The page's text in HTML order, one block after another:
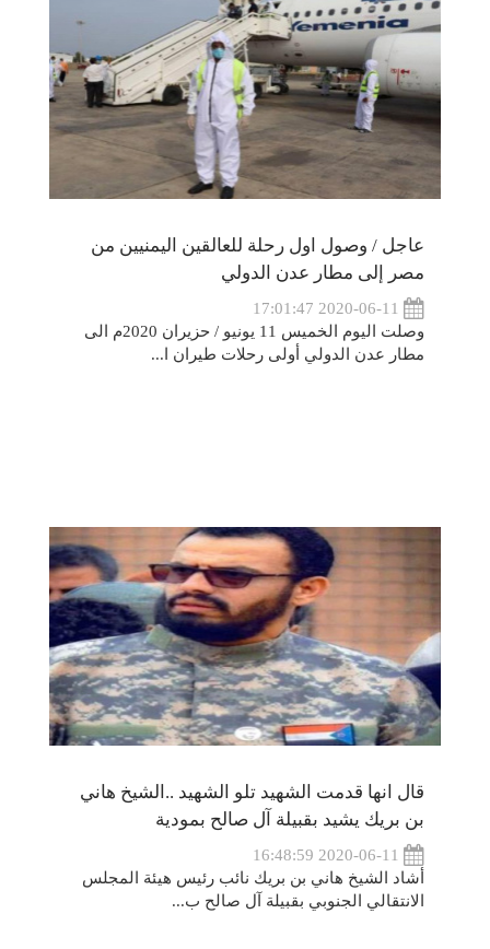
عاجل / وصول اول رحلة للعالقين اليمنيين من
مصر إلى مطار عدن الدولي
وصلت اليوم الخميس 11 يونيو / حزيران 2020م الى
مطار عدن الدولي أولى رحلات طيران ا...
قال انها قدمت الشهيد تلو الشهيد ..الشيخ هاني
بن بريك يشيد بقبيلة آل صالح بمودية
أشاد الشيخ هاني بن بريك نائب رئيس هيئة المجلس
الانتقالي الجنوبي بقبيلة آل صالح ب...